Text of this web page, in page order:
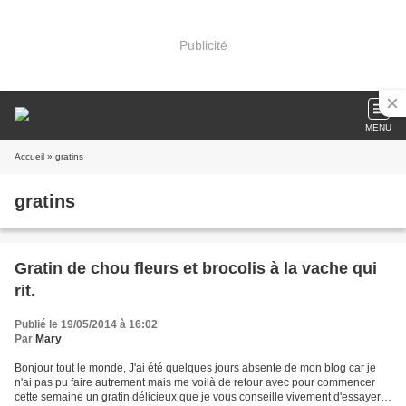
Publicité
MENU
Accueil » gratins
gratins
Gratin de chou fleurs et brocolis à la vache qui
rit.
Publié le 19/05/2014 à 16:02
Par Mary
Bonjour tout le monde, J'ai été quelques jours absente de mon blog car je
n'ai pas pu faire autrement mais me voilà de retour avec pour commencer
cette semaine un gratin délicieux que je vous conseille vivement d'essayer.